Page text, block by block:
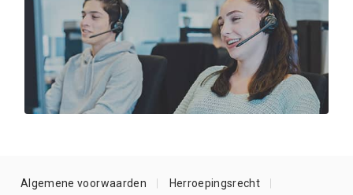
Algemene voorwaarden Herroepingsrecht